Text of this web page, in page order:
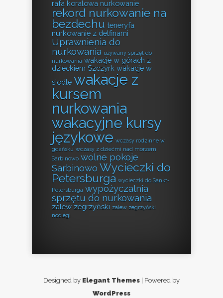
rafa koralowa nurkowanie
rekord nurkowanie na
bezdechu teneryfa
nurkowanie z delfinami
Uprawnienia do
nurkowania używany sprzęt do
nurkowania wakacje w górach z
dzieckiem Szczyrk wakacje w
siodle wakacje z
kursem
nurkowania
wakacyjne kursy
językowe wczasy rodzinne w
gdańsku wczasy z dziećmi nad morzem
Sarbinowo wolne pokoje
Sarbinowo Wycieczki do
Petersburga wycieczki do Sankt-
Petersburga wypożyczalnia
sprzętu do nurkowania
zalew zegrzyński zalew zegrzyński
noclegi
Designed by Elegant Themes | Powered by
WordPress